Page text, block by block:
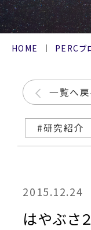
HOME PERCブ
一覧へ戻
#研究紹介
2015.12.24
はやぶさ